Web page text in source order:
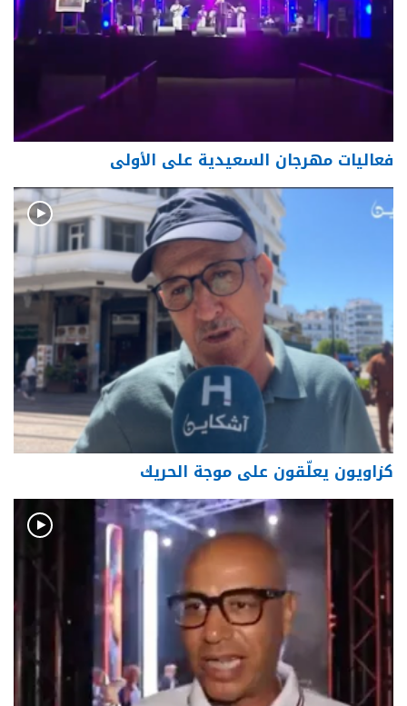
فعاليات مهرجان السعيدية على الأولى
كزاويون يعلّقون على موجة الحريك